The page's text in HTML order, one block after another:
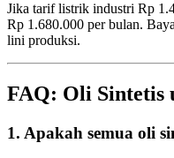
Jika tarif listrik industri Rp
Rp 1.680.000 per bulan.
lini produksi.
FAQ: Oli Sintetis
1. Apakah semua oli